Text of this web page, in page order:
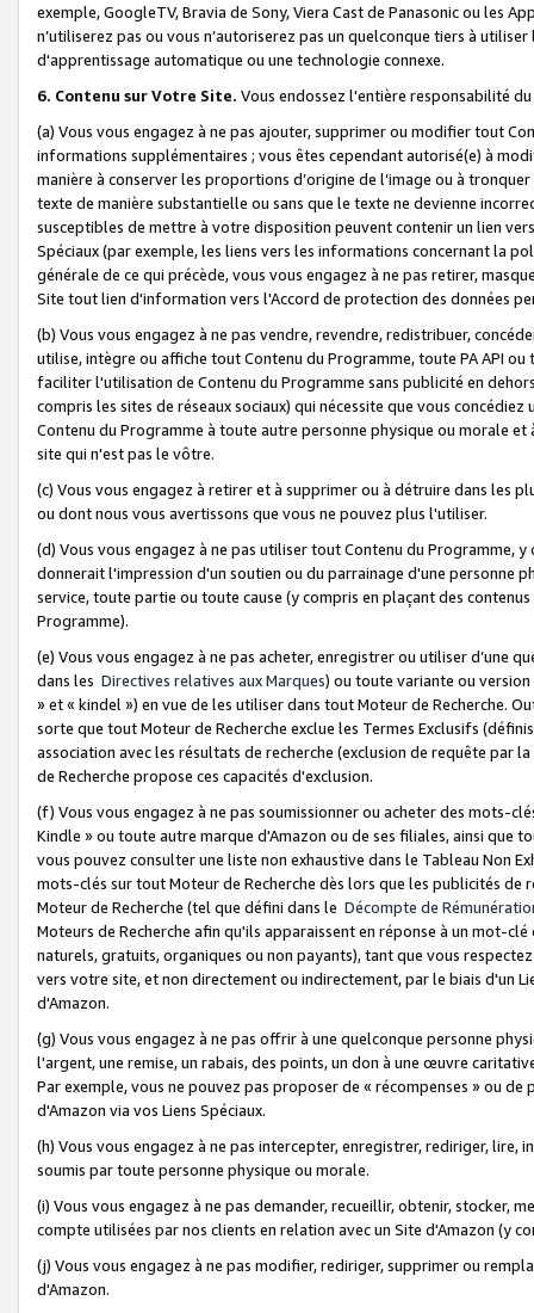
exemple, GoogleTV, Bravia de Sony, Viera Cast de Panasonic ou les
n’utiliserez pas ou vous n’autoriserez pas un quelconque tiers à
d'apprentissage automatique ou une technologie connexe.
6. Contenu sur Votre Site. Vous endossez l'entière responsabilité
(a) Vous vous engagez à ne pas ajouter, supprimer ou modifier tout
informations supplémentaires ; vous êtes cependant autorisé(e) à
manière à conserver les proportions d’origine de l’image ou à
texte de manière substantielle ou sans que le texte ne devienne
susceptibles de mettre à votre disposition peuvent contenir un lien
Spéciaux (par exemple, les liens vers les informations concernant la
générale de ce qui précède, vous vous engagez à ne pas retirer,
Site tout lien d'information vers l'Accord de protection des données
(b) Vous vous engagez à ne pas vendre, revendre, redistribuer,
utilise, intègre ou affiche tout Contenu du Programme, toute PA API
faciliter l'utilisation de Contenu du Programme sans publicité en
compris les sites de réseaux sociaux) qui nécessite que vous
Contenu du Programme à toute autre personne physique ou morale
site qui n'est pas le vôtre.
(c) Vous vous engagez à retirer et à supprimer ou à détruire dans les
ou dont nous vous avertissons que vous ne pouvez plus l'utiliser.
(d) Vous vous engagez à ne pas utiliser tout Contenu du Programme,
donnerait l'impression d'un soutien ou du parrainage d'une personne
service, toute partie ou toute cause (y compris en plaçant des
Programme).
(e) Vous vous engagez à ne pas acheter, enregistrer ou utiliser d’une
dans les Directives relatives aux Marques) ou toute variante ou
» et « kindel ») en vue de les utiliser dans tout Moteur de Recherche.
sorte que tout Moteur de Recherche exclue les Termes Exclusifs
association avec les résultats de recherche (exclusion de requête
de Recherche propose ces capacités d'exclusion.
(f) Vous vous engagez à ne pas soumissionner ou acheter des mots-
Kindle » ou toute autre marque d'Amazon ou de ses filiales, ainsi que
vous pouvez consulter une liste non exhaustive dans le Tableau Non
mots-clés sur tout Moteur de Recherche dès lors que les publicités de
Moteur de Recherche (tel que défini dans le Décompte de
Moteurs de Recherche afin qu'ils apparaissent en réponse à un mot-
naturels, gratuits, organiques ou non payants), tant que vous
vers votre site, et non directement ou indirectement, par le biais d'un
d'Amazon.
(g) Vous vous engagez à ne pas offrir à une quelconque personne
l'argent, une remise, un rabais, des points, un don à une œuvre
Par exemple, vous ne pouvez pas proposer de « récompenses » ou
d'Amazon via vos Liens Spéciaux.
(h) Vous vous engagez à ne pas intercepter, enregistrer, rediriger,
soumis par toute personne physique ou morale.
(i) Vous vous engagez à ne pas demander, recueillir, obtenir, stocker,
compte utilisées par nos clients en relation avec un Site d'Amazon (y
(j) Vous vous engagez à ne pas modifier, rediriger, supprimer ou
d'Amazon.